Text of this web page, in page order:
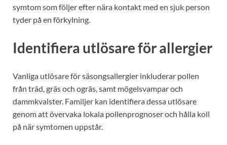
symtom som följer efter nära kontakt med en sjuk person
tyder på en förkylning.
Identifiera utlösare för allergier
Vanliga utlösare för säsongsallergier inkluderar pollen
från träd, gräs och ogräs, samt mögelsvampar och
dammkvalster. Familjer kan identifiera dessa utlösare
genom att övervaka lokala pollenprognoser och hålla koll
på när symtomen uppstår.